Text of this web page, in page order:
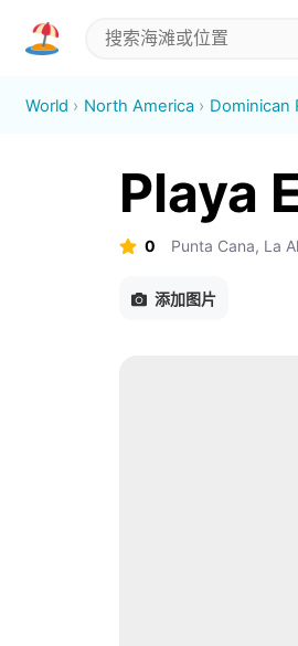
World North America Dominican
Playa
0 Punta Cana, La
添加图片